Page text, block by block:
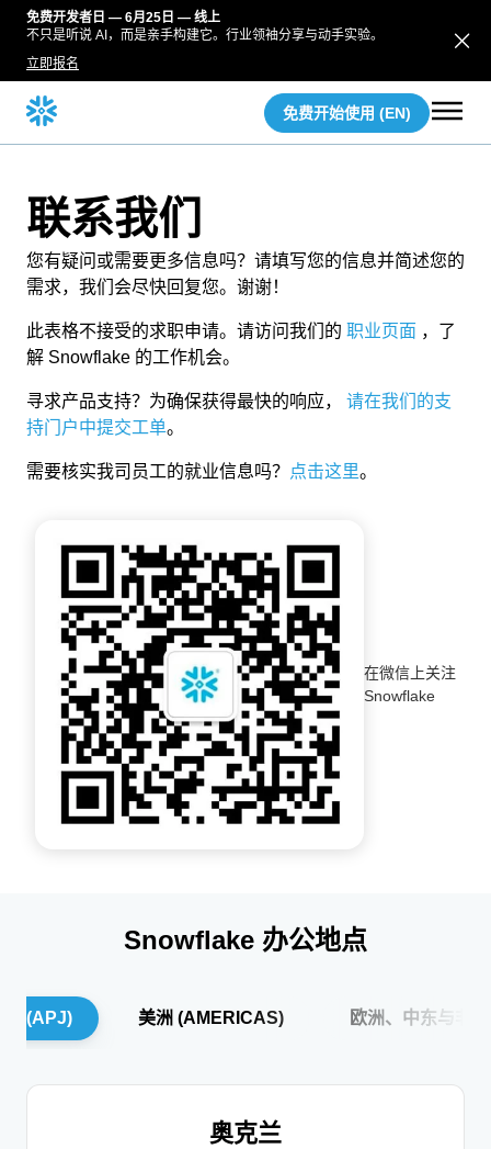
免费开发者日 — 6月25日 — 线上
不只是听说 AI，而是亲手构建它。行业领袖分享与动手实验。
立即报名
免费开始使用 (EN)
联系我们
您有疑问或需要更多信息吗？请填写您的信息并简述您的
需求，我们会尽快回复您。谢谢！
此表格不接受的求职申请。请访问我们的 职业页面 ，了
解 Snowflake 的工作机会。
寻求产品支持？为确保获得最快的响应， 请在我们的支
持门户中提交工单。
需要核实我司员工的就业信息吗？ 点击这里。
在微信上关注
Snowflake
Snowflake 办公地点
本 (APJ) 美洲 (AMERICAS) 欧洲、中东与非
奥克兰
门洛帕克 （总部）
阿姆斯特丹